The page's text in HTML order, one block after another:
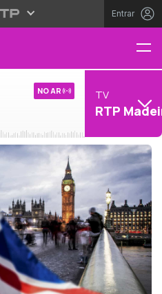
Entrar
NO AR TV
RTP